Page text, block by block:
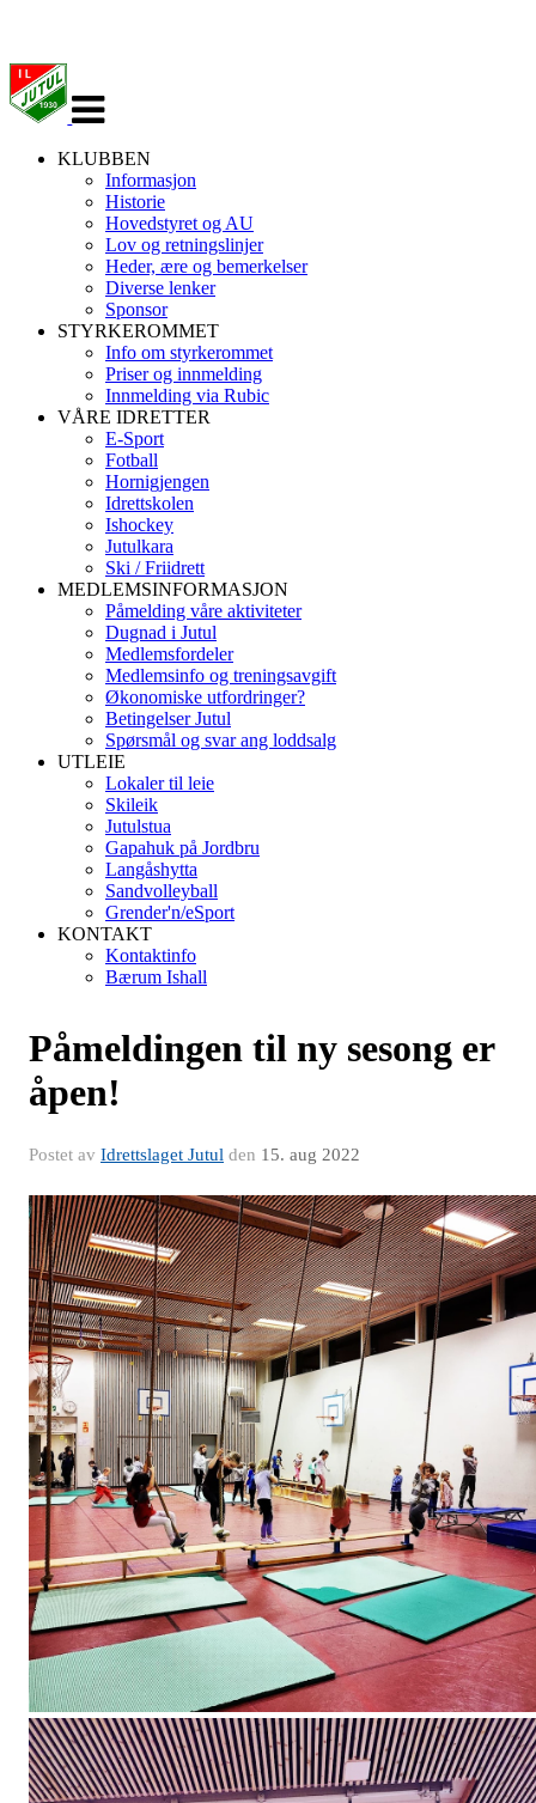
navigasjon
KLUBBEN
Informasjon
Historie
Hovedstyret og AU
Lov og retningslinjer
Heder, ære og bemerkelser
Diverse lenker
Sponsor
STYRKEROMMET
Info om styrkerommet
Priser og innmelding
Innmelding via Rubic
VÅRE IDRETTER
E-Sport
Fotball
Hornigjengen
Idrettskolen
Ishockey
Jutulkara
Ski / Friidrett
MEDLEMSINFORMASJON
Påmelding våre aktiviteter
Dugnad i Jutul
Medlemsfordeler
Medlemsinfo og treningsavgift
Økonomiske utfordringer?
Betingelser Jutul
Spørsmål og svar ang loddsalg
UTLEIE
Lokaler til leie
Skileik
Jutulstua
Gapahuk på Jordbru
Langåshytta
Sandvolleyball
Grender'n/eSport
KONTAKT
Kontaktinfo
Bærum Ishall
Påmeldingen til ny sesong er
åpen!
Postet av Idrettslaget Jutul den 15. aug 2022